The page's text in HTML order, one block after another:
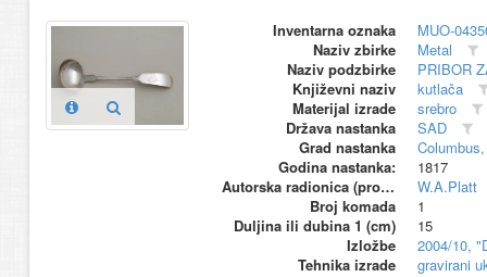
Inventarna oznaka
MUO-
Naziv zbirke
Metal
Naziv podzbirke
PRIBOR
Književni naziv
kutlača
Materijal izrade
srebro
Država nastanka
SAD
Grad nastanka
Godina nastanka:
1817
Autorska radionica (proizvođač)
W.A.Platt
Broj komada
1
Duljina ili dubina 1 (cm)
15
Izložbe
2004/10,
Tehnika izrade
gravirani